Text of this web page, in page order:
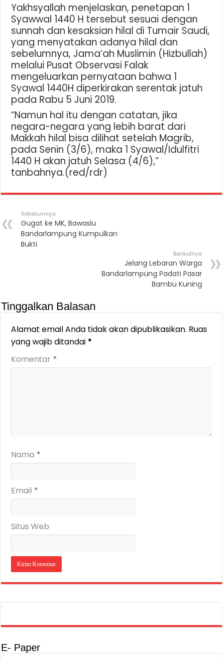
Yakhsyallah menjelaskan, penetapan 1
Syawwal 1440 H tersebut sesuai dengan
sunnah dan kesaksian hilal di Tumair Saudi,
yang menyatakan adanya hilal dan
sebelumnya, Jama’ah Muslimin (Hizbullah)
melalui Pusat Observasi Falak
mengeluarkan pernyataan bahwa 1
Syawal 1440H diperkirakan serentak jatuh
pada Rabu 5 Juni 2019.
“Namun hal itu dengan catatan, jika
negara-negara yang lebih barat dari
Makkah hilal bisa dilihat setelah Magrib,
pada Senin (3/6), maka 1 Syawal/Idulfitri
1440 H akan jatuh Selasa (4/6),”
tanbahnya.(red/rdr)
Sebelumnya
Gugat ke MK, Bawaslu
Bandarlampung Kumpulkan
Bukti
Berikutnya
Jelang Lebaran Warga
Bandarlampung Padati Pasar
Bambu Kuning
Tinggalkan Balasan
Alamat email Anda tidak akan dipublikasikan. Ruas
yang wajib ditandai *
Komentar *
Nama *
Email *
Situs Web
E- Paper